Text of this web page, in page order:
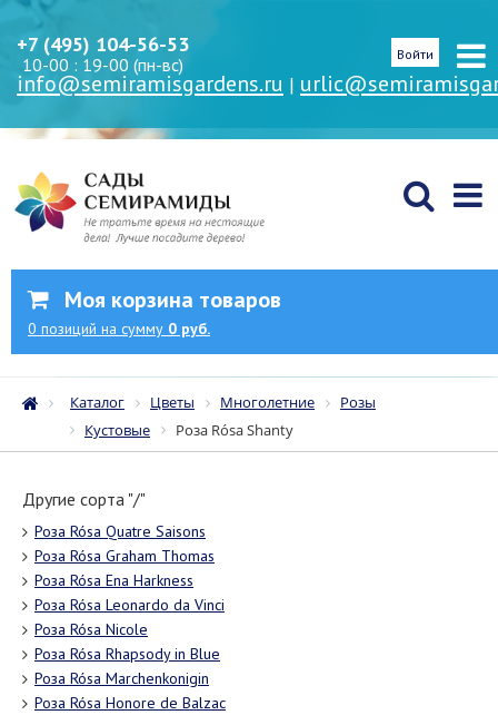
+7 (495) 104-56-53
10-00 : 19-00 (пн-вс)
info@semiramisgardens.ru |
Войти
Моя корзина товаров
0 позиций на сумму 0 руб.
Каталог Цветы Многолетние
Розы
Кустовые
Роза Rósa Shanty
Другие сорта "/"
Роза Rósa Quatre Saisons
Роза Rósa Graham Thomas
Роза Rósa Ena Harkness
Роза Rósa Leonardo da Vinci
Роза Rósa Nicole
Роза Rósa Rhapsody in Blue
Роза Rósa Marchenkonigin
Роза Rósa Honore de Balzac